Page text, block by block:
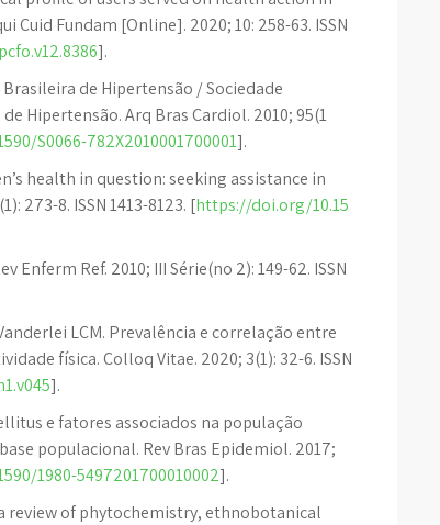
Cuid Fundam [Online]. 2020; 10: 258-63. ISSN
].
de Hipertensão / Sociedade
Hipertensão. Arq Bras Cardiol. 2010; 95(1
S0066-782X2010001700001].
health in question: seeking assistance in
273-8. ISSN 1413-8123. [https://doi.org/10.15
Ref. 2010; III Série(no 2): 149-62. ISSN
LCM. Prevalência e correlação entre
física. Colloq Vitae. 2020; 3(1): 32-6. ISSN
].
e fatores associados na população
populacional. Rev Bras Epidemiol. 2017;
1980-5497201700010002].
review of phytochemistry, ethnobotanical